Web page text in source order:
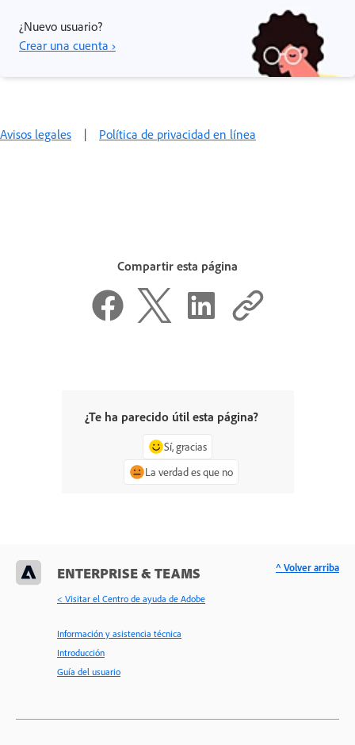
¿Nuevo usuario?
Crear una cuenta ›
Avisos legales | Política de privacidad en línea
Compartir esta página
¿Te ha parecido útil esta página?
Sí, gracias
La verdad es que no
ENTERPRISE & TEAMS
< Visitar el Centro de ayuda de Adobe
Información y asistencia técnica
Introducción
Guía del usuario
^ Volver arriba